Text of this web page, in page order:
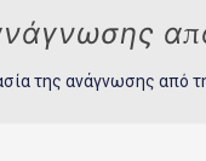
της ανάγνωσης από